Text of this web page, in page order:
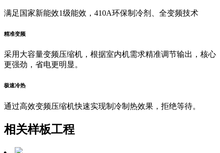
满足国家新能效1级能效，410A环保制冷剂、全变频技术
精准变频
采用大容量变频压缩机，根据室内机需求精准调节输出，核心
更强劲，省电更明显。
极速冷热
通过高效变频压缩机快速实现制冷制热效果，拒绝等待。
相关样板工程